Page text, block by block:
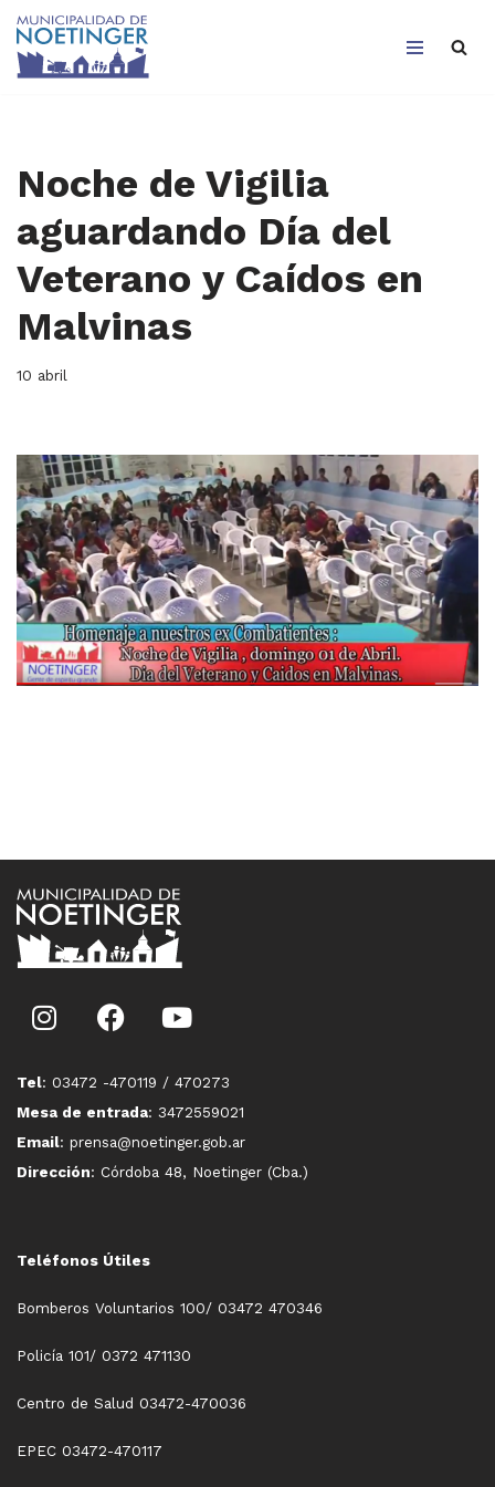
Saltar
Noche de Vigilia
aguardando Día del
Veterano y Caídos en
Malvinas
10 abril
Tel: 03472 -470119 / 470273
Mesa de entrada: 3472559021
Email: prensa@noetinger.gob.ar
Dirección: Córdoba 48, Noetinger (Cba.)
Teléfonos Útiles
Bomberos Voluntarios 100/ 03472 470346
Policía 101/ 0372 471130
Centro de Salud 03472-470036
EPEC 03472-470117